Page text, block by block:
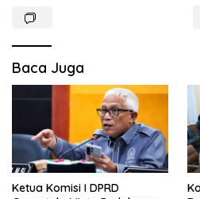
Baca Juga
Ketua Komisi I DPRD